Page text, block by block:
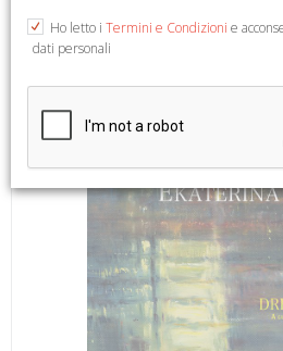
Ho letto i Termini e Condizioni e
dati personali